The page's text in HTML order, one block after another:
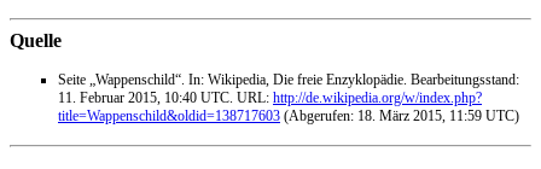
Quelle
Seite „Wappenschild“. In: Wikipedia, Die freie Enzyklopädie. Bearbeitungsstand:
11. Februar 2015, 10:40 UTC. URL: http://de.wikipedia.org/w/index.php?
title=Wappenschild&oldid=138717603 (Abgerufen: 18. März 2015, 11:59 UTC)